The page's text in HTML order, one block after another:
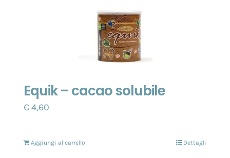
Equik – cacao solubile
€4,60
Aggiungi al carrello Dettagli